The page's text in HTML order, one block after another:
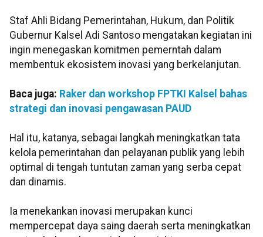
Staf Ahli Bidang Pemerintahan, Hukum, dan Politik
Gubernur Kalsel Adi Santoso mengatakan kegiatan ini
ingin menegaskan komitmen pemerntah dalam
membentuk ekosistem inovasi yang berkelanjutan.
Baca juga: Raker dan workshop FPTKI Kalsel bahas
strategi dan inovasi pengawasan PAUD
Hal itu, katanya, sebagai langkah meningkatkan tata
kelola pemerintahan dan pelayanan publik yang lebih
optimal di tengah tuntutan zaman yang serba cepat
dan dinamis.
Ia menekankan inovasi merupakan kunci
mempercepat daya saing daerah serta meningkatkan